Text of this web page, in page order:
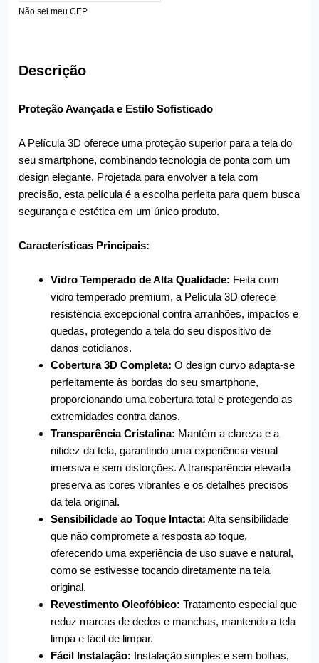
Não sei meu CEP
Descrição
Proteção Avançada e Estilo Sofisticado
A Película 3D oferece uma proteção superior para a tela do
seu smartphone, combinando tecnologia de ponta com um
design elegante. Projetada para envolver a tela com
precisão, esta película é a escolha perfeita para quem busca
segurança e estética em um único produto.
Características Principais:
Vidro Temperado de Alta Qualidade: Feita com
vidro temperado premium, a Película 3D oferece
resistência excepcional contra arranhões, impactos e
quedas, protegendo a tela do seu dispositivo de
danos cotidianos.
Cobertura 3D Completa: O design curvo adapta-se
perfeitamente às bordas do seu smartphone,
proporcionando uma cobertura total e protegendo as
extremidades contra danos.
Transparência Cristalina: Mantém a clareza e a
nitidez da tela, garantindo uma experiência visual
imersiva e sem distorções. A transparência elevada
preserva as cores vibrantes e os detalhes precisos
da tela original.
Sensibilidade ao Toque Intacta: Alta sensibilidade
que não compromete a resposta ao toque,
oferecendo uma experiência de uso suave e natural,
como se estivesse tocando diretamente na tela
original.
Revestimento Oleofóbico: Tratamento especial que
reduz marcas de dedos e manchas, mantendo a tela
limpa e fácil de limpar.
Fácil Instalação: Instalação simples e sem bolhas,